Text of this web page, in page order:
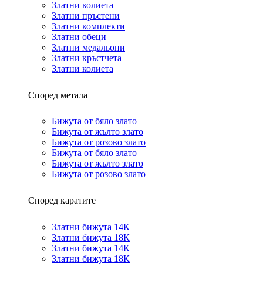
Златни колиета
Златни пръстени
Златни комплекти
Златни обеци
Златни медальони
Златни кръстчета
Златни колиета
Според метала
Бижута от бяло злато
Бижута от жълто злато
Бижута от розово злато
Бижута от бяло злато
Бижута от жълто злато
Бижута от розово злато
Според каратите
Златни бижута 14К
Златни бижута 18К
Златни бижута 14К
Златни бижута 18К